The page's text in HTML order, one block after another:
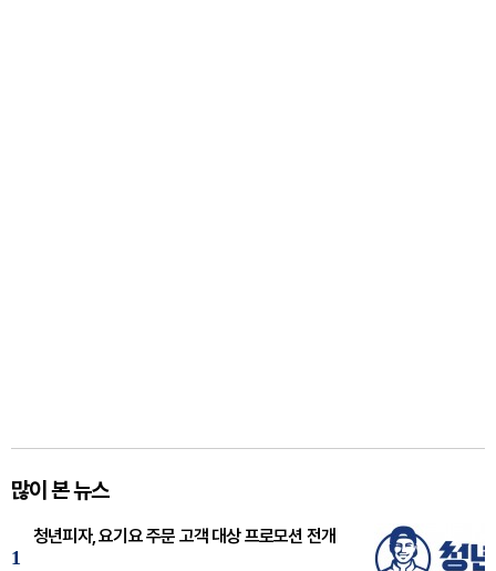
많이 본 뉴스
1
청년피자, 요기요 주문 고객 대상 프로모션 전개